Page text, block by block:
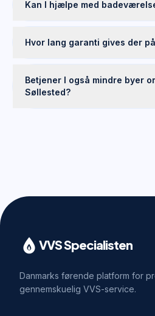
Kan I hjælpe med
Hvor lang garanti gives der
Betjener I også mindre byer
Søllested?
VVS Specialisten
Danmarks førende platform for
gennemskuelig VVS-service.